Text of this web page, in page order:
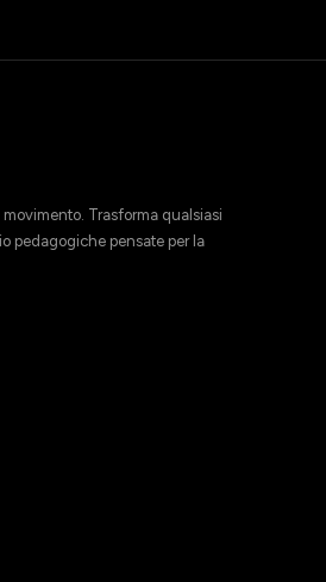
movimento. Trasforma qualsiasi
pedagogiche pensate per la